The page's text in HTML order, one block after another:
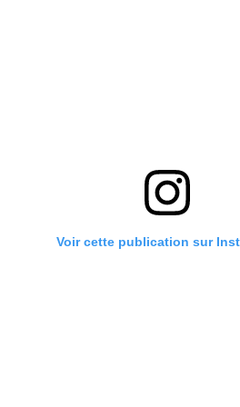
Voir cette publication sur